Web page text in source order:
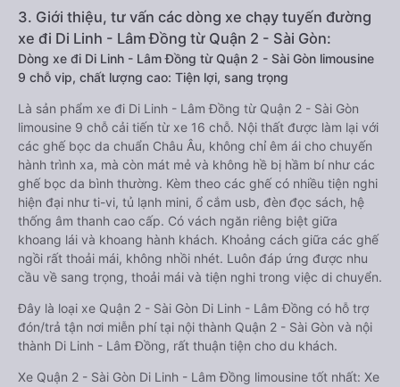
3. Giới thiệu, tư vấn các dòng xe chạy tuyến đường
xe đi Di Linh - Lâm Đồng từ Quận 2 - Sài Gòn:
Dòng xe đi Di Linh - Lâm Đồng từ Quận 2 - Sài Gòn limousine
9 chỗ vip, chất lượng cao: Tiện lợi, sang trọng
Là sản phẩm xe đi Di Linh - Lâm Đồng từ Quận 2 - Sài Gòn
limousine 9 chỗ cải tiến từ xe 16 chỗ. Nội thất được làm lại với
các ghế bọc da chuẩn Châu Âu, không chỉ êm ái cho chuyến
hành trình xa, mà còn mát mẻ và không hề bị hầm bí như các
ghế bọc da bình thường. Kèm theo các ghế có nhiều tiện nghi
hiện đại như ti-vi, tủ lạnh mini, ổ cắm usb, đèn đọc sách, hệ
thống âm thanh cao cấp. Có vách ngăn riêng biệt giữa
khoang lái và khoang hành khách. Khoảng cách giữa các ghế
ngồi rất thoải mái, không nhồi nhét. Luôn đáp ứng được nhu
cầu về sang trọng, thoải mái và tiện nghi trong việc di chuyển.
Đây là loại xe Quận 2 - Sài Gòn Di Linh - Lâm Đồng có hỗ trợ
đón/trả tận nơi miễn phí tại nội thành Quận 2 - Sài Gòn và nội
thành Di Linh - Lâm Đồng, rất thuận tiện cho du khách.
Xe Quận 2 - Sài Gòn Di Linh - Lâm Đồng limousine tốt nhất: Xe